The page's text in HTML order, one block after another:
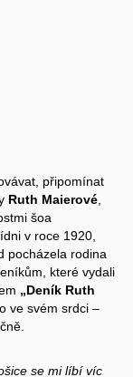
připomínat
Ruth Maierové
šoa
v roce 1920,
pocházela rodina
které vydali
„Deník Ruth
ve svém srdci –
se mi líbí víc